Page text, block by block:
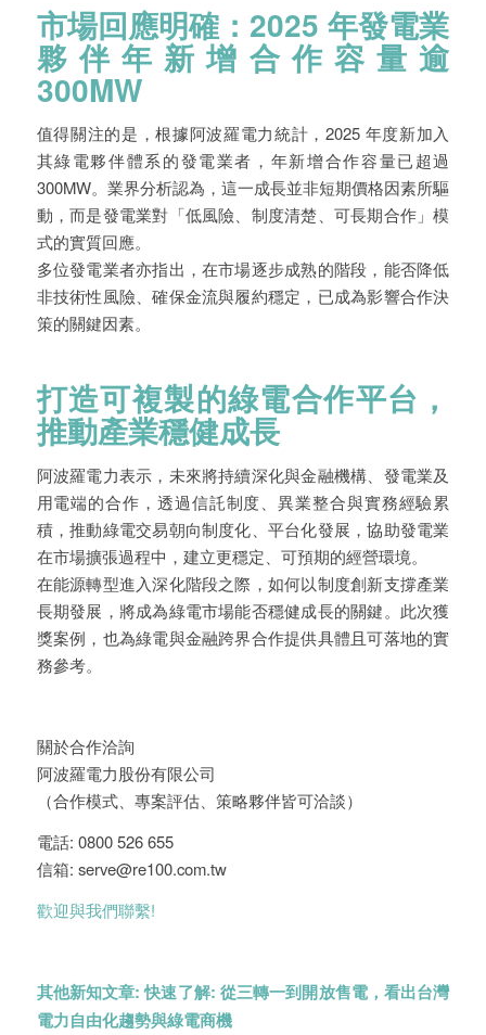
市場回應明確：2025 年發電業
夥伴年新增合作容量逾
300MW
值得關注的是，根據阿波羅電力統計，2025 年度新加入
其綠電夥伴體系的發電業者，年新增合作容量已超過
300MW。業界分析認為，這一成長並非短期價格因素所驅
動，而是發電業對「低風險、制度清楚、可長期合作」模
式的實質回應。
多位發電業者亦指出，在市場逐步成熟的階段，能否降低
非技術性風險、確保金流與履約穩定，已成為影響合作決
策的關鍵因素。
打造可複製的綠電合作平台，
推動產業穩健成長
阿波羅電力表示，未來將持續深化與金融機構、發電業及
用電端的合作，透過信託制度、異業整合與實務經驗累
積，推動綠電交易朝向制度化、平台化發展，協助發電業
在市場擴張過程中，建立更穩定、可預期的經營環境。
在能源轉型進入深化階段之際，如何以制度創新支撐產業
長期發展，將成為綠電市場能否穩健成長的關鍵。此次獲
獎案例，也為綠電與金融跨界合作提供具體且可落地的實
務參考。
關於合作洽詢
阿波羅電力股份有限公司
（合作模式、專案評估、策略夥伴皆可洽談）
電話: 0800 526 655
信箱: serve@re100.com.tw
歡迎與我們聯繫!
其他新知文章:快速了解: 從三轉一到開放售電，看出台灣
電力自由化趨勢與綠電商機